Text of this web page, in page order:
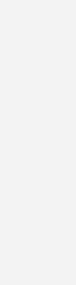
auf
Einfluss
Feuchtigkeit auf der
besser bewertet
der Haut.
als leicht zu kalt
Tendenz ist bei
negativer
der
sich
Luftfeuchten an
mit dem Ziel
wirkungsvoll sein
von Klimaanlagen
Raumklimas auf